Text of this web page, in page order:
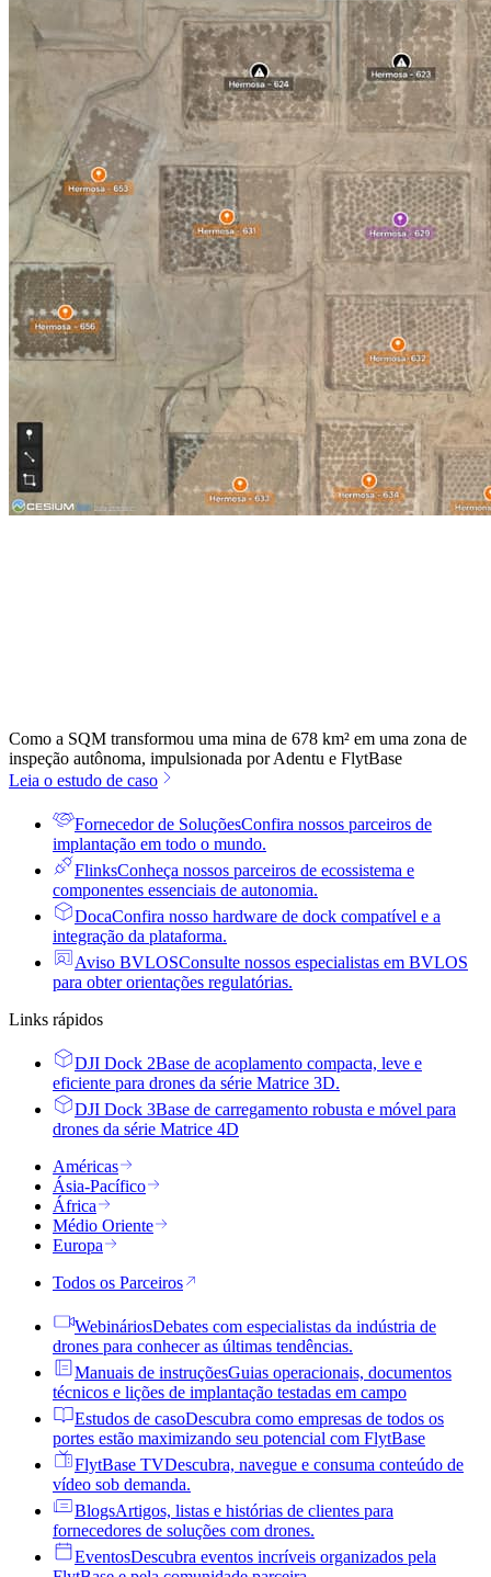
Como a SQM transformou uma mina de 678 km² em uma zona de
inspeção autônoma, impulsionada por Adentu e FlytBase
Leia o estudo de caso
Fornecedor de SoluçõesConfira nossos parceiros de
implantação em todo o mundo.
FlinksConheça nossos parceiros de ecossistema e
componentes essenciais de autonomia.
DocaConfira nosso hardware de dock compatível e a
integração da plataforma.
Aviso BVLOSConsulte nossos especialistas em BVLOS
para obter orientações regulatórias.
Links rápidos
DJI Dock 2Base de acoplamento compacta, leve e
eficiente para drones da série Matrice 3D.
DJI Dock 3Base de carregamento robusta e móvel para
drones da série Matrice 4D
Américas
Ásia-Pacífico
África
Médio Oriente
Europa
Todos os Parceiros
WebináriosDebates com especialistas da indústria de
drones para conhecer as últimas tendências.
Manuais de instruçõesGuias operacionais, documentos
técnicos e lições de implantação testadas em campo
Estudos de casoDescubra como empresas de todos os
portes estão maximizando seu potencial com FlytBase
FlytBase TVDescubra, navegue e consuma conteúdo de
vídeo sob demanda.
BlogsArtigos, listas e histórias de clientes para
fornecedores de soluções com drones.
EventosDescubra eventos incríveis organizados pela